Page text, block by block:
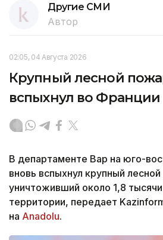
Другие СМИ
Автор
02:05, 04 Августа 2026
Крупный лесной
вспыхнул во Франции
В департаменте Вар на юго-
вновь вспыхнул крупный
уничтоживший около 1,8
территории, передает
на Anadolu.